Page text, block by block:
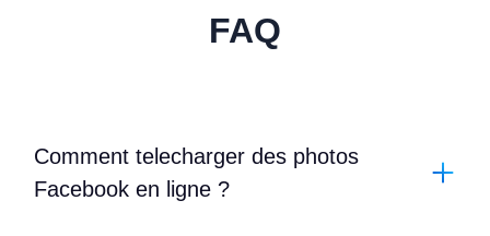
FAQ
Comment telecharger des photos
Facebook en ligne ?